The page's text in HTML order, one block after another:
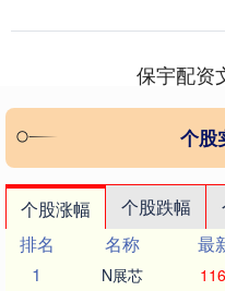
开启外交大门，....
保宇配资
个股
个股涨幅 个股跌幅
排名
名称 最
1
N展芯